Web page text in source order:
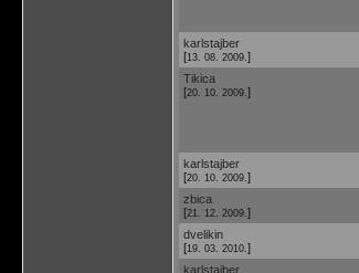
karlstajber
[13. 08. 2009. ]
Tikica
[20. 10. 2009. ]
karlstajber
[20. 10. 2009. ]
zbica
[21. 12. 2009. ]
dvelikin
[19. 03. 2010. ]
karlstajber